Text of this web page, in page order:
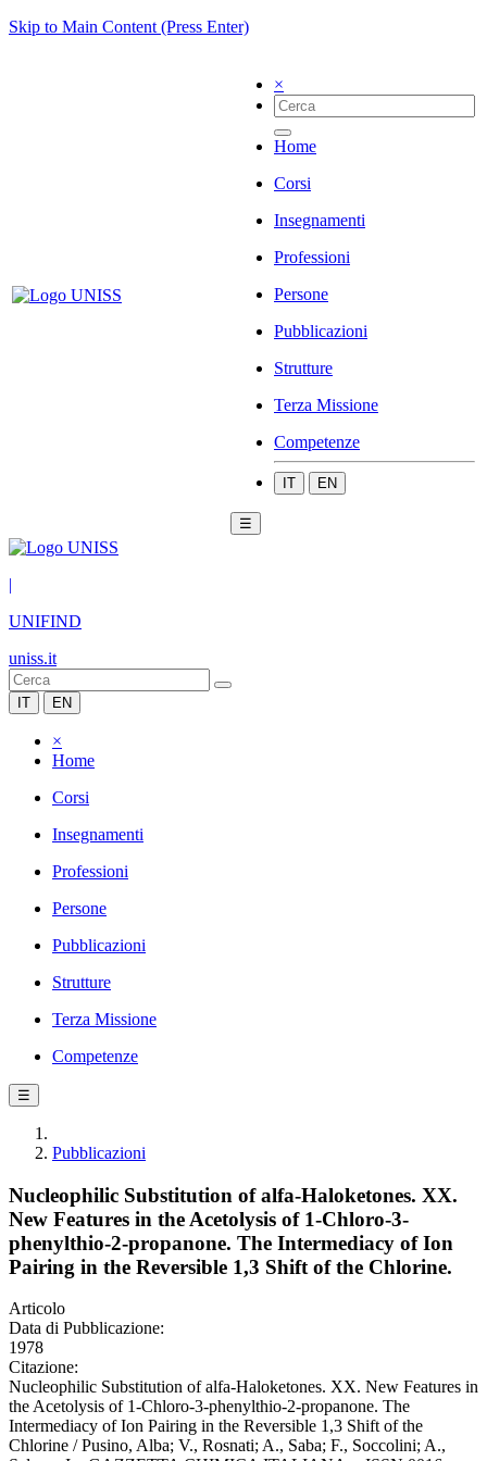
Skip to Main Content (Press Enter)
×
Home
Corsi
Insegnamenti
Professioni
Persone
Pubblicazioni
Strutture
Terza Missione
Competenze
IT EN
☰
|
UNIFIND
uniss.it
IT EN
×
Home
Corsi
Insegnamenti
Professioni
Persone
Pubblicazioni
Strutture
Terza Missione
Competenze
☰
Pubblicazioni
Nucleophilic Substitution of alfa-Haloketones. XX.
New Features in the Acetolysis of 1-Chloro-3-
phenylthio-2-propanone. The Intermediacy of Ion
Pairing in the Reversible 1,3 Shift of the Chlorine.
Articolo
Data di Pubblicazione:
1978
Citazione:
Nucleophilic Substitution of alfa-Haloketones. XX. New Features in
the Acetolysis of 1-Chloro-3-phenylthio-2-propanone. The
Intermediacy of Ion Pairing in the Reversible 1,3 Shift of the
Chlorine / Pusino, Alba; V., Rosnati; A., Saba; F., Soccolini; A.,